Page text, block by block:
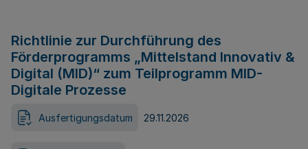
Richtlinie zur Durchführung des
Förderprogramms „Mittelstand Innovativ &
Digital (MID)“ zum Teilprogramm MID-
Digitale Prozesse
Ausfertigungsdatum 29.11.2026